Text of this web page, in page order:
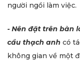
người ngồi làm việc.
- Nên đặt trên bàn
cầu thạch anh có
không gian về một